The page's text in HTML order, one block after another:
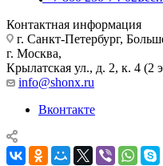
Контактная информация
г. Санкт-Петербург,
г. Москва,
Крылатская ул., д. 2, к. 4 (2
info@shonx.ru
Вконтакте